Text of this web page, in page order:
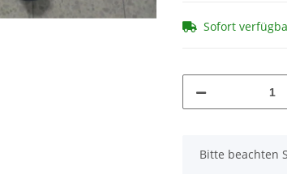
Sofort
x
Bitte beachten